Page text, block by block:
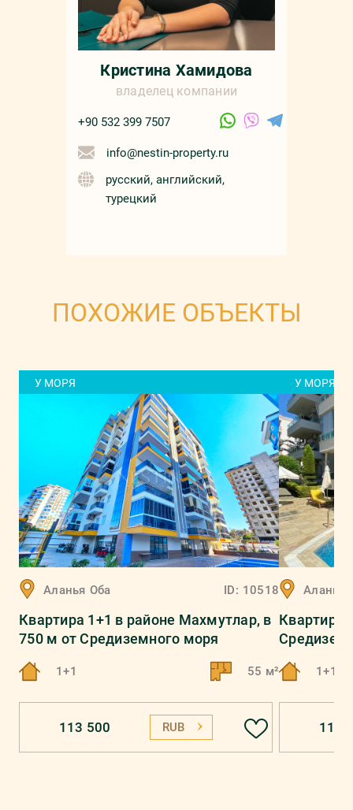
Кристина Хамидова
владелец компании
+90 532 399 7507
info@nestin-property.ru
русский, английский,
турецкий
ПОХОЖИЕ ОБЪЕКТЫ
У МОРЯ
Аланья Оба ID: 10518
Квартира 1+1 в районе Махмутлар, в
750 м от Средиземного моря
1+1 55 м²
113 500 RUB
У МОРЯ
Аланья
Квартира
1+1
118